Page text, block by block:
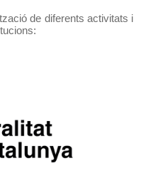
de diferents activitats i